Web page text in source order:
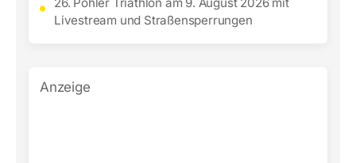
Livestream und Straßensperrungen
Anzeige